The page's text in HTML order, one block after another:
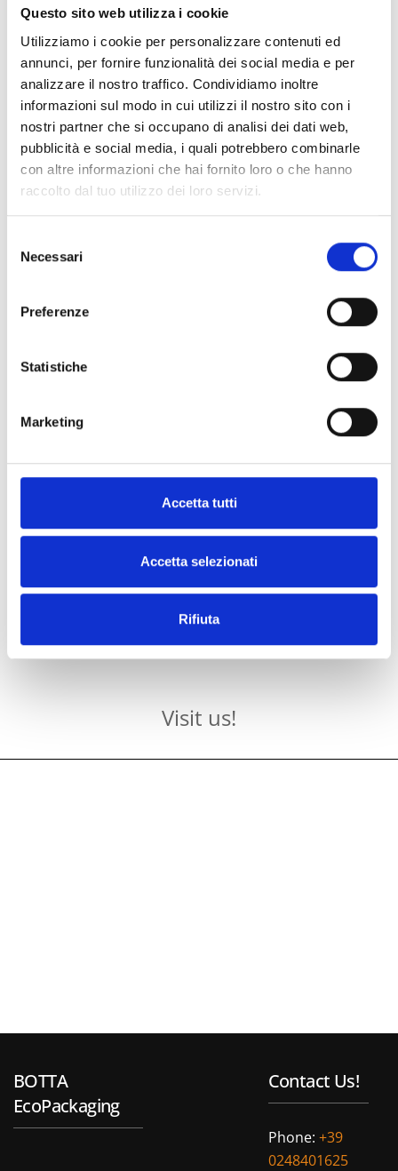
Questo sito web utilizza i cookie
Utilizziamo i cookie per personalizzare contenuti ed
annunci, per fornire funzionalità dei social media e per
analizzare il nostro traffico. Condividiamo inoltre
informazioni sul modo in cui utilizzi il nostro sito con i
nostri partner che si occupano di analisi dei dati web,
pubblicità e social media, i quali potrebbero combinarle
con altre informazioni che hai fornito loro o che hanno
raccolto dal tuo utilizzo dei loro servizi.
delNecessari
Preferenze
Statistiche
Marketing
Accetta tutti
Accetta selezionati
Rifiuta
Do you offer sustainable packaging quotes under EXW, DAP or DDP terms?
What are the available packaging dimensions? Do you offer custom sizes?
How can I receive a quotation for eco-friendly packaging if I don’t have full details
Can I get the product data sheet before placing an order?
Visit us!
BOTTA
EcoPackaging
Contact Us!
Phone: +39
0248401625